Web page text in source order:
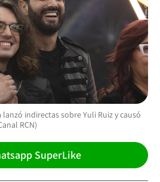
indirectas sobre Yuli Ruiz y causó
RCN)
SuperLike